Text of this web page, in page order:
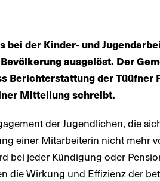
bei der Kinder- und
ausgelöst. Der
Berichterstattung der Tüüfner
Mitteilung schreibt.
der Jugendlichen, die
einer Mitarbeiterin nicht mehr
bei jeder Kündigung oder
die Wirkung und Effizienz der